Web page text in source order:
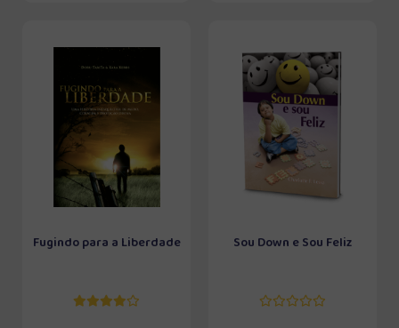
Fugindo para a Liberdade Sou Down e Sou Feliz